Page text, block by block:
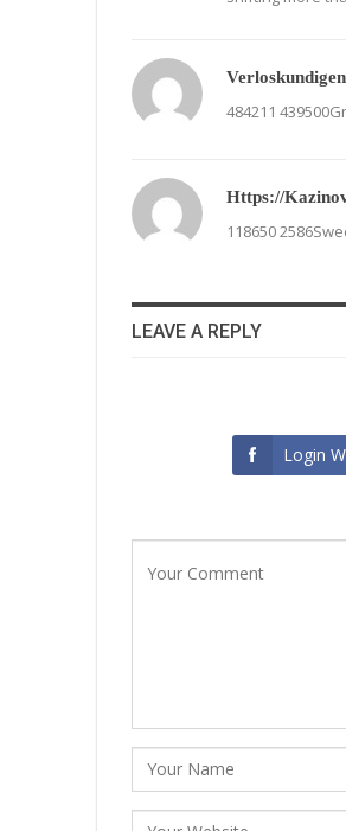
484211
Https://
118650
LEAVE A REPLY
Login